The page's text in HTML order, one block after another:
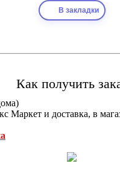
В закладки
Как получить
и доставка, в